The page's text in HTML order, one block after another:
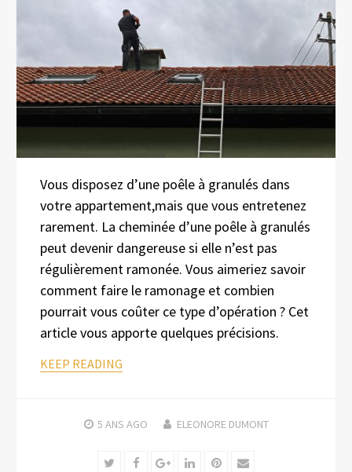
Vous disposez d’une poêle à granulés dans
votre appartement,mais que vous entretenez
rarement. La cheminée d’une poêle à granulés
peut devenir dangereuse si elle n’est pas
régulièrement ramonée. Vous aimeriez savoir
comment faire le ramonage et combien
pourrait vous coûter ce type d’opération ? Cet
article vous apporte quelques précisions.
KEEP READING
5 ANS AGO ELEONORE DUMONT
TwitterFacebookGoogle+LinkedInPinterest
Email